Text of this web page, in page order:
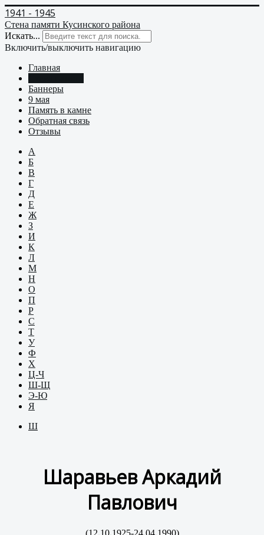
1941 - 1945
Стена памяти Кусинского района
Искать...
Включить/выключить навигацию
Главная
Баннеры
9 мая
Память в камне
Обратная связь
Отзывы
А
Б
В
Г
Д
Е
Ж
З
И
К
Л
М
Н
О
П
Р
С
Т
У
Ф
Х
Ц-Ч
Ш-Щ
Э-Ю
Я
Ш
Шаравьев Аркадий
Павлович
(12.10.1925-24.04.1990)